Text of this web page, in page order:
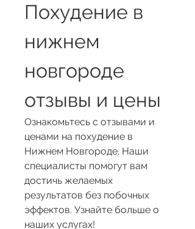
Похудение в
нижнем
новгороде
отзывы и цены
Ознакомьтесь с отзывами и
ценами на похудение в
Нижнем Новгороде. Наши
специалисты помогут вам
достичь желаемых
результатов без побочных
эффектов. Узнайте больше о
наших услугах!